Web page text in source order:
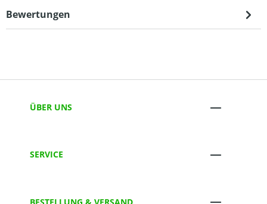
Bewertungen
ÜBER UNS
SERVICE
BESTELLUNG & VERSAND